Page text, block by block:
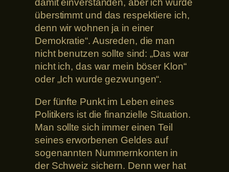
damit einverstanden, aber ich wurde
überstimmt und das respektiere ich,
denn wir wohnen ja in einer
Demokratie“. Ausreden, die man
nicht benutzen sollte sind: „Das war
nicht ich, das war mein böser Klon“
oder „Ich wurde gezwungen“.
Der fünfte Punkt im Leben eines
Politikers ist die finanzielle Situation.
Man sollte sich immer einen Teil
seines erworbenen Geldes auf
sogenannten Nummernkonten in
der Schweiz sichern. Denn wer hat